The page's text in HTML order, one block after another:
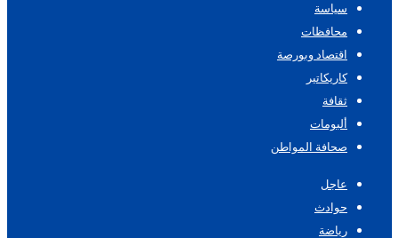
سياسة
محافظات
اقتصاد وبورصة
كاريكاتير
ثقافة
ألبومات
صحافة المواطن
عاجل
حوادث
رياضة